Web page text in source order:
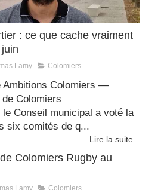
: ce que cache vraiment
Lamy Colomiers
Ambitions Colomiers —
Colomiers
le Conseil municipal a voté la
six comités de q...
Lire la suite...
Colomiers Rugby au
Lamy Colomiers